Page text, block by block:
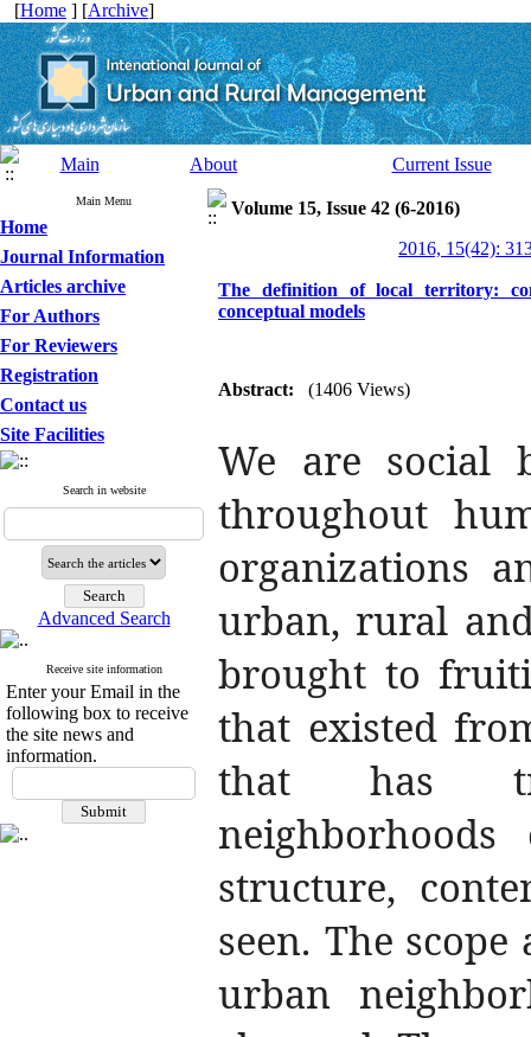
[Home ] [Archive]
Main About Current Issue
Main Menu
Home
Journal Information
Articles archive
For Authors
For Reviewers
Registration
Contact us
Site Facilities
Search in website
Advanced Search
Receive site information
Enter your Email in the
following box to receive
the site news and
information.
Volume 15, Issue 42 (6-2016)
2016, 15(42):
The definition of local territory:
conceptual models
Abstract: (1406 Views)
We are social
throughout
organizations
urban, rural
brought to
that existed
that has
structure,
seen. The scope
urban